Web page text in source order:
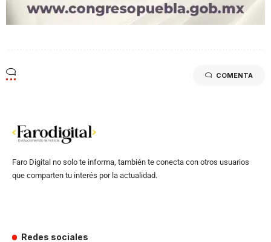
COMENTA
Faro Digital no solo te informa, también te conecta con otros usuarios
que comparten tu interés por la actualidad.
Redes sociales